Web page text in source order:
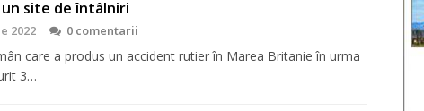
site de întâlniri
2022 0 comentarii
care a produs un accident rutier în Marea Britanie în urma
3…